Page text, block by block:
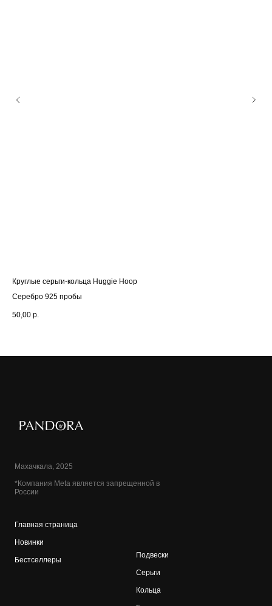
Круглые серьги-кольца Huggie Hoop
Серебро 925 пробы
50,00 р.
Махачкала, 2025
*Компания Meta является запрещенной в
России
Главная страница
Новинки
Бестселлеры
Подвески
Серьги
Кольца